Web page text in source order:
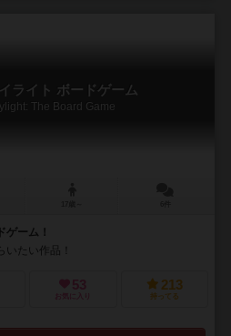
ライト ボードゲーム
The Board Game
ゲーム！
たい作品！
53
お気に入り
213
持ってる